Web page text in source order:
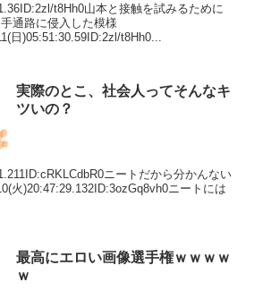
t8Hh0山本と接触を試みるために
通路に侵入した模様
日)05:51:30.59ID:2zl/t8Hh0...
実際のとこ、社会人ってそんなキ
ツいの？
ニートだから分かんない
火)20:47:29.132ID:3ozGq8vh0ニートには
最高にエロい画像選手権ｗｗｗｗ
ｗ